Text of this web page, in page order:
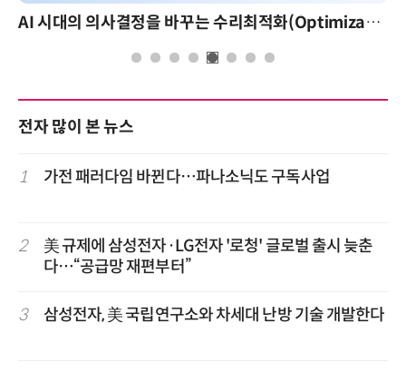
AI 시대의 의사결정을 바꾸는 수리최적화(Optimization): 실제 산업 적용 사례와 활용 전략
전자 많이 본 뉴스
1 가전 패러다임 바뀐다…파나소닉도 구독사업
2
美 규제에 삼성전자·LG전자 '로청' 글로벌 출시 늦춘
다…“공급망 재편부터”
3 삼성전자, 美 국립연구소와 차세대 난방 기술 개발한다